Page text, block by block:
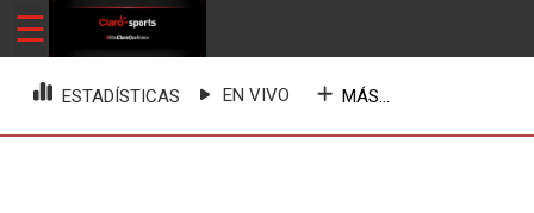
Skip
☰
ClaroSports
Más Claro que nunca
ESTADÍSTICAS EN VIVO MÁS...